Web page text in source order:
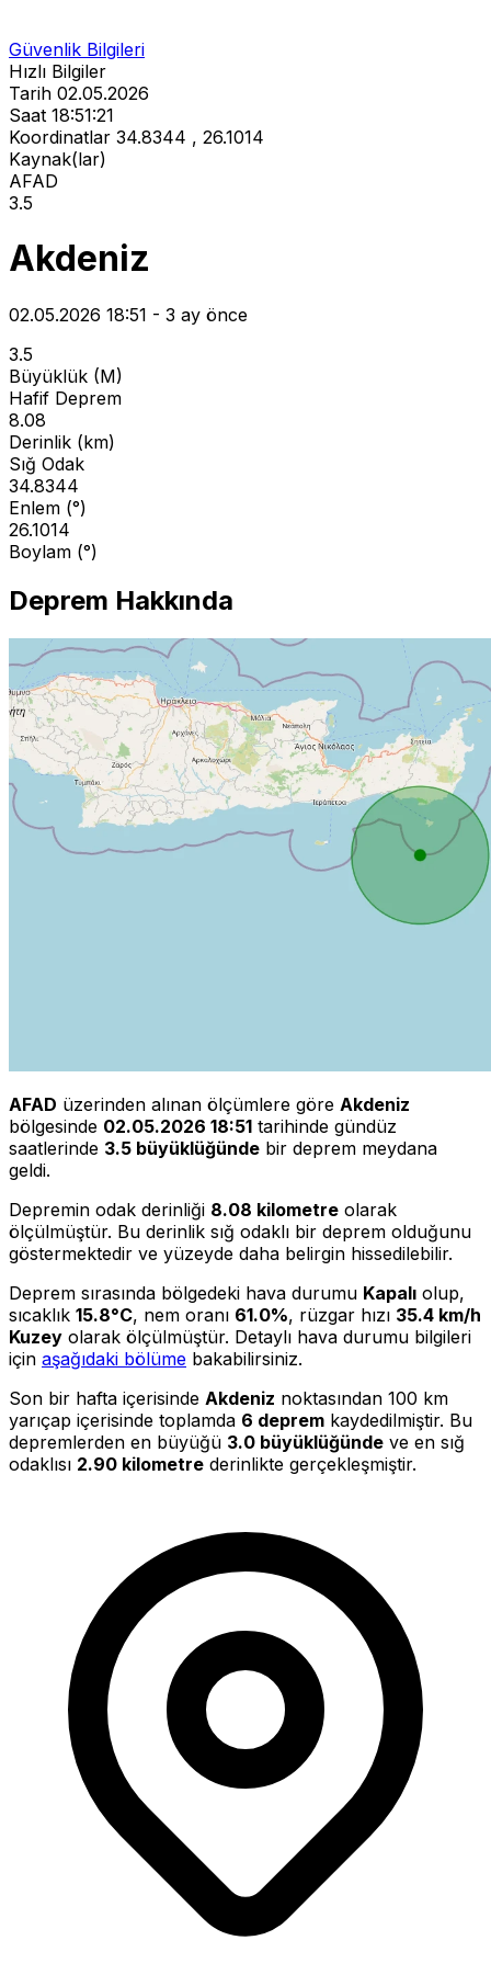
Güvenlik Bilgileri
Hızlı Bilgiler
Tarih 02.05.2026
Saat 18:51:21
Koordinatlar 34.8344 , 26.1014
Kaynak(lar)
AFAD
3.5
Akdeniz
02.05.2026 18:51 - 3 ay önce
3.5
Büyüklük (M)
Hafif Deprem
8.08
Derinlik (km)
Sığ Odak
34.8344
Enlem (°)
26.1014
Boylam (°)
Deprem Hakkında
AFAD üzerinden alınan ölçümlere göre Akdeniz
bölgesinde 02.05.2026 18:51 tarihinde gündüz
saatlerinde 3.5 büyüklüğünde bir deprem meydana
geldi.
Depremin odak derinliği 8.08 kilometre olarak
ölçülmüştür. Bu derinlik sığ odaklı bir deprem olduğunu
göstermektedir ve yüzeyde daha belirgin hissedilebilir.
Deprem sırasında bölgedeki hava durumu Kapalı olup,
sıcaklık 15.8°C, nem oranı 61.0%, rüzgar hızı 35.4 km/h
Kuzey olarak ölçülmüştür. Detaylı hava durumu bilgileri
için aşağıdaki bölüme bakabilirsiniz.
Son bir hafta içerisinde Akdeniz noktasından 100 km
yarıçap içerisinde toplamda 6 deprem kaydedilmiştir. Bu
depremlerden en büyüğü 3.0 büyüklüğünde ve en sığ
odaklısı 2.90 kilometre derinlikte gerçekleşmiştir.